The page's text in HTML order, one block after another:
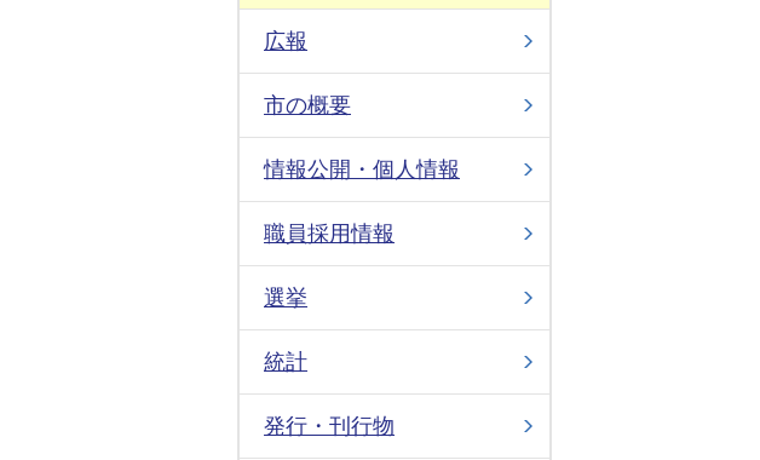
広報
市の概要
情報公開・個人情報
職員採用情報
選挙
統計
発行・刊行物